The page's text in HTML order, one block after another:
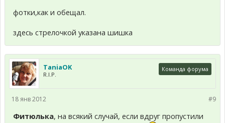
фотки,как и обещал.
здесь стрелочкой указана шишка
TaniaOK
R.I.P.
Команда форума
#9
18 янв 2012
Фитюлька, на всякий случай, если вдруг пропустили